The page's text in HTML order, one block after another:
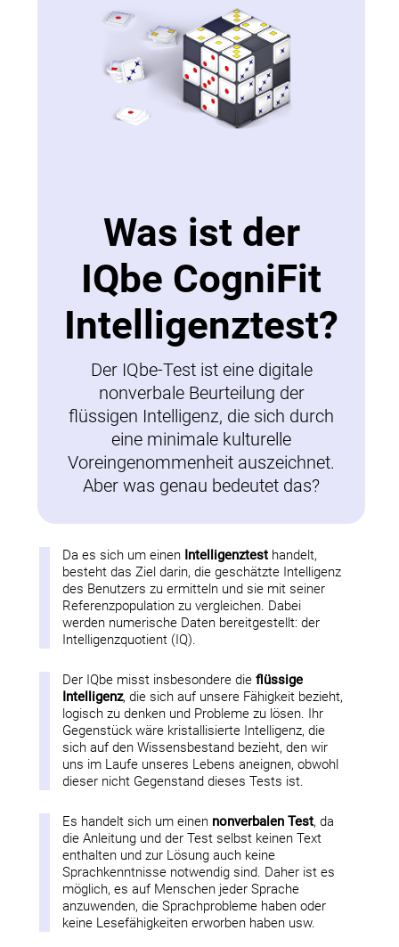
Was ist der
IQbe CogniFit
Intelligenztest?
Der IQbe-Test ist eine digitale
nonverbale Beurteilung der
flüssigen Intelligenz, die sich durch
eine minimale kulturelle
Voreingenommenheit auszeichnet.
Aber was genau bedeutet das?
Da es sich um einen Intelligenztest handelt,
besteht das Ziel darin, die geschätzte Intelligenz
des Benutzers zu ermitteln und sie mit seiner
Referenzpopulation zu vergleichen. Dabei
werden numerische Daten bereitgestellt: der
Intelligenzquotient (IQ).
Der IQbe misst insbesondere dieflüssige
Intelligenz, die sich auf unsere Fähigkeit bezieht,
logisch zu denken und Probleme zu lösen. Ihr
Gegenstück wäre kristallisierte Intelligenz, die
sich auf den Wissensbestand bezieht, den wir
uns im Laufe unseres Lebens aneignen, obwohl
dieser nicht Gegenstand dieses Tests ist.
Es handelt sich um einen nonverbalen Test, da
die Anleitung und der Test selbst keinen Text
enthalten und zur Lösung auch keine
Sprachkenntnisse notwendig sind. Daher ist es
möglich, es auf Menschen jeder Sprache
anzuwenden, die Sprachprobleme haben oder
keine Lesefähigkeiten erworben haben usw.